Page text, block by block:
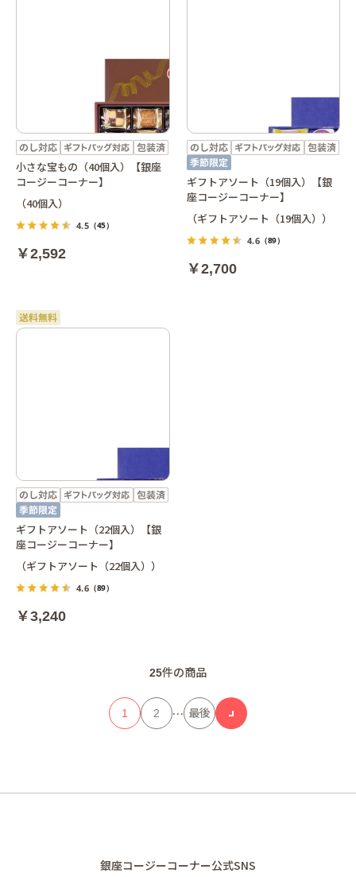
小さな宝もの（40個入）【銀座
コージーコーナー】
（40個入）
4.5 （45）
￥2,592
ギフトアソート（19個入）【銀
座コージーコーナー】
（ギフトアソート（19個入））
4.6（89）
￥2,700
ギフトアソート（22個入）【銀
座コージーコーナー】
（ギフトアソート（22個入））
4.6 （89）
￥3,240
25件の商品
1 2 … 最後
銀座コージーコーナー公式SNS